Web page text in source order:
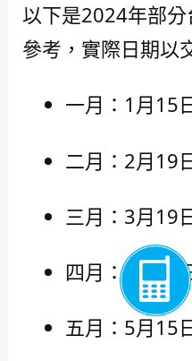
以下是2024年部
參考，實際日期以
一月：1月15
二月：2月19
三月：3月19
四月：4月17
五月：5月15